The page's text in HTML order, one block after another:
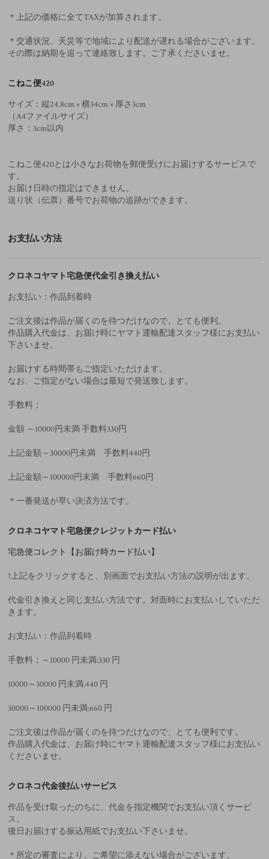
＊上記の価格に全てTAXが加算されます。
＊交通状況、天災等で地域により配送が遅れる場合がございます。
その際は納期を追って連絡致します。ご了承くださいませ。
こねこ便420
サイズ：縦24.8cm × 横34cm × 厚さ3cm
（A4ファイルサイズ）
厚さ：3cm以内
こねこ便420とは小さなお荷物を郵便受けにお届けするサービスで
す。
お届け日時の指定はできません。
送り状（伝票）番号でお荷物の追跡ができます。
お支払い方法
クロネコヤマト宅急便代金引き換え払い
お支払い：作品到着時
ご注文後は作品が届くのを待つだけなので、とても便利。
作品購入代金は、お届け時にヤマト運輸配達スタッフ様にお支払い
下さいませ。
お届けする時間帯もご指定いただけます。
なお、ご指定がない場合は最短で発送致します。
手数料；
金額 ～10000円未満 手数料330円
上記金額～30000円未満 手数料440円
上記金額～100000円未満 手数料660円
＊一番発送が早い決済方法です。
クロネコヤマト宅急便クレジットカード払い
宅急便コレクト【お届け時カード払い】
↑上記をクリックすると、別画面でお支払い方法の説明が出ます。
代金引き換えと同じ支払い方法です。対面時にお支払いしていただ
きます。
お支払い：作品到着時
手数料；～10000 円未満:330 円
10000～30000 円未満:440 円
30000～100000 円未満:660 円
ご注文後は作品が届くのを待つだけなので、とても便利です。
作品購入代金は、お届け時にヤマト運輸配達スタッフ様にお支払い
くださいませ。
クロネコ代金後払いサービス
作品を受け取ったのちに、代金を指定機関でお支払い頂くサービ
ス。
後日お届けする振込用紙でお支払い下さいませ。
＊所定の審査により、ご希望に添えない場合がございます。